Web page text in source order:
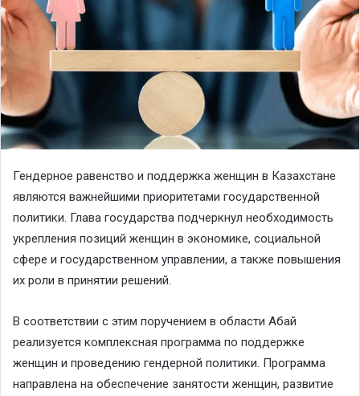
Гендерное равенство и поддержка женщин в Казахстане
являются важнейшими приоритетами государственной
политики. Глава государства подчеркнул необходимость
укрепления позиций женщин в экономике, социальной
сфере и государственном управлении, а также повышения
их роли в принятии решений.
В соответствии с этим поручением в области Абай
реализуется комплексная программа по поддержке
женщин и проведению гендерной политики. Программа
направлена на обеспечение занятости женщин, развитие